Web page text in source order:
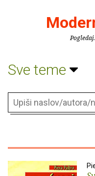
Sve teme